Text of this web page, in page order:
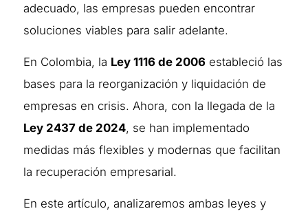
adecuado, las empresas pueden encontrar
soluciones viables para salir adelante.
En Colombia, la Ley 1116 de 2006 estableció las
bases para la reorganización y liquidación de
empresas en crisis. Ahora, con la llegada de la
Ley 2437 de 2024, se han implementado
medidas más flexibles y modernas que facilitan
la recuperación empresarial.
En este artículo, analizaremos ambas leyes y